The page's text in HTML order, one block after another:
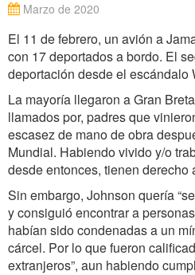
Marzo de 2020
El 11 de febrero, un avión a
con 17 deportados a bordo. El
deportación desde el escándalo
La mayoría llegaron a Gran
llamados por, padres que
escasez de mano de obra
Mundial. Habiendo vivido y/o
desde entonces, tienen
Sin embargo, Johnson quería
y consiguió encontrar a
habían sido condenadas a un
cárcel. Por lo que fueron
extranjeros”, aun habiendo